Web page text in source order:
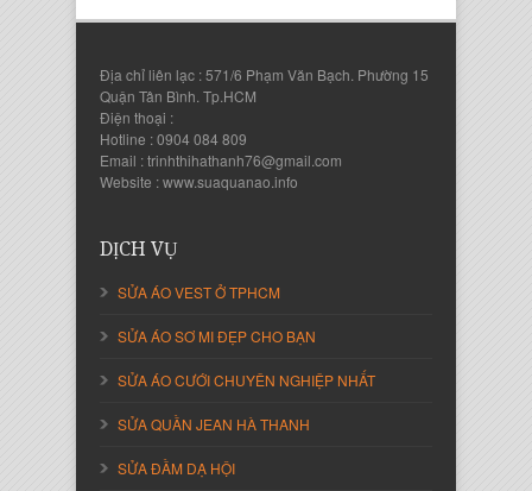
Địa chỉ liên lạc : 571/6 Phạm Văn Bạch. Phường 15
Quận Tân Bình. Tp.HCM
Điện thoại :
Hotline : 0904 084 809
Email : trinhthihathanh76@gmail.com
Website : www.suaquanao.info
DỊCH VỤ
SỬA ÁO VEST Ở TPHCM
SỬA ÁO SƠ MI ĐẸP CHO BẠN
SỬA ÁO CƯỚI CHUYÊN NGHIỆP NHẤT
SỬA QUẦN JEAN HÀ THANH
SỬA ĐẦM DẠ HỘI